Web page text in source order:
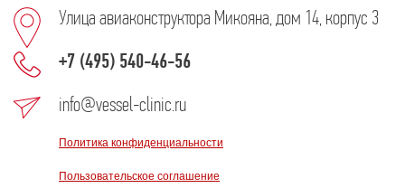
Улица авиаконструктора Микояна, дом 14, корпус 3
+7 (495) 540-46-56
info@vessel-clinic.ru
Политика конфиденциальности
Пользовательское соглашение